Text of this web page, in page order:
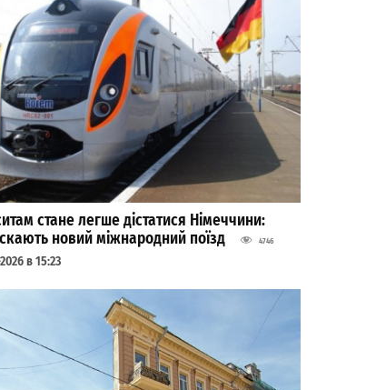
стане легше дістатися Німеччини:
новий міжнародний поїзд
4746
в 15:23